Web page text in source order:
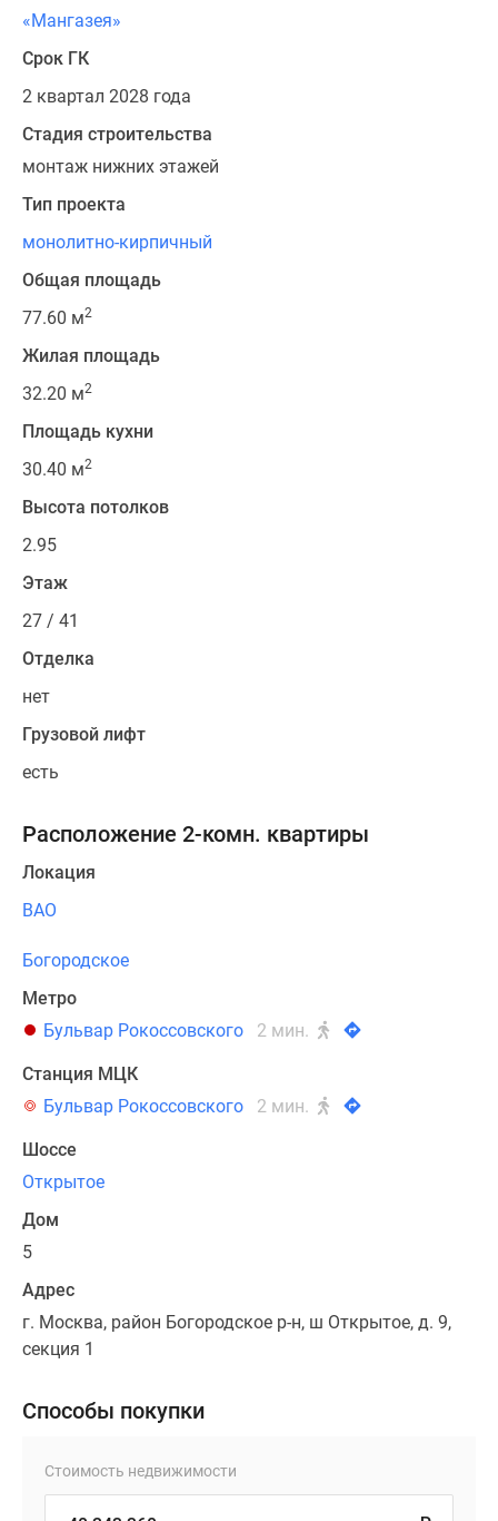
«Мангазея»
Срок ГК
2 квартал 2028 года
Стадия строительства
монтаж нижних этажей
Тип проекта
монолитно-кирпичный
Общая площадь
77.60 м2
Жилая площадь
32.20 м2
Площадь кухни
30.40 м2
Высота потолков
2.95
Этаж
27 / 41
Отделка
нет
Грузовой лифт
есть
Расположение 2-комн. квартиры
Локация
ВАО
Богородское
Метро
Бульвар Рокоссовского
2 мин.
Станция МЦК
Бульвар Рокоссовского
2 мин.
Шоссе
Открытое
Дом
5
Адрес
г. Москва, район Богородское р-н, ш Открытое, д. 9,
секция 1
Способы покупки
Стоимость недвижимости